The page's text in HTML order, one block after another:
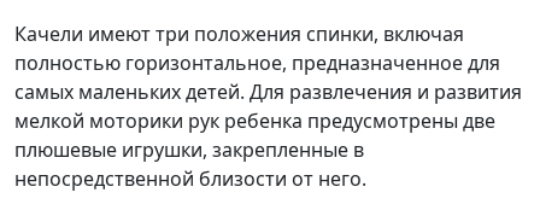
Качели имеют три положения спинки, включая
полностью горизонтальное, предназначенное для
самых маленьких детей. Для развлечения и развития
мелкой моторики рук ребенка предусмотрены две
плюшевые игрушки, закрепленные в
непосредственной близости от него.